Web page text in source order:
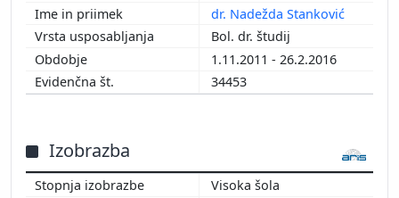
dr. Nadežda Stanković
Bol. dr. študij
1.11.2011 - 26.2.2016
34453
Izobrazba
Visoka šola